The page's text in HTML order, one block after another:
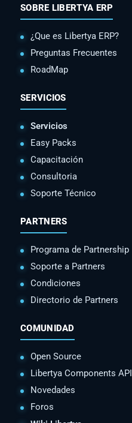
SOBRE LIBERTYA ERP
¿Que es Libertya ERP?
Preguntas Frecuentes
RoadMap
SERVICIOS
Servicios
Easy Packs
Capacitación
Consultoria
Soporte Técnico
PARTNERS
Programa de Partnership
Soporte a Partners
Condiciones
Directorio de Partners
COMUNIDAD
Open Source
Libertya Components API
Novedades
Foros